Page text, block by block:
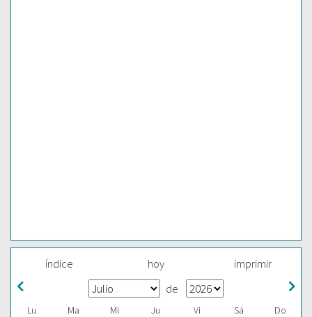
índice hoy imprimir
de
Lu Ma Mi Ju Vi Sá
Do